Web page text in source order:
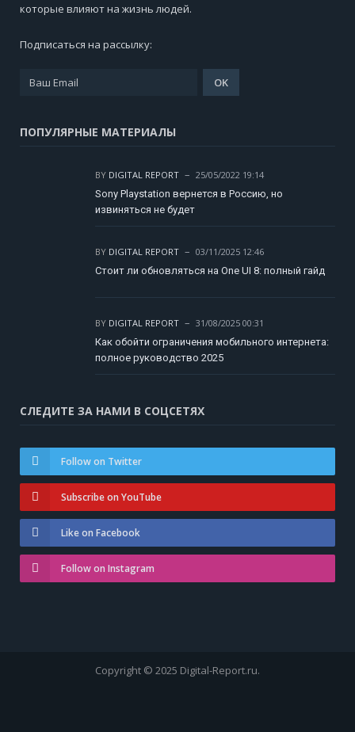
которые влияют на жизнь людей.
Подписаться на рассылку:
ПОПУЛЯРНЫЕ МАТЕРИАЛЫ
BY DIGITAL REPORT
25/05/2022 19:14
Sony Playstation вернется в Россию, но
извиняться не будет
BY DIGITAL REPORT
03/11/2025 12:46
Стоит ли обновляться на One UI 8: полный гайд
BY DIGITAL REPORT
31/08/2025 00:31
Как обойти ограничения мобильного интернета:
полное руководство 2025
СЛЕДИТЕ ЗА НАМИ В СОЦСЕТЯХ
Follow on Twitter
Subscribe on YouTube
Like on Facebook
Follow on Instagram
Copyright © 2025 Digital-Report.ru.